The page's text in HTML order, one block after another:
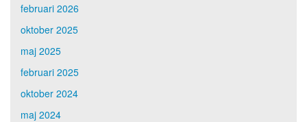
februari 2026
oktober 2025
maj 2025
februari 2025
oktober 2024
maj 2024